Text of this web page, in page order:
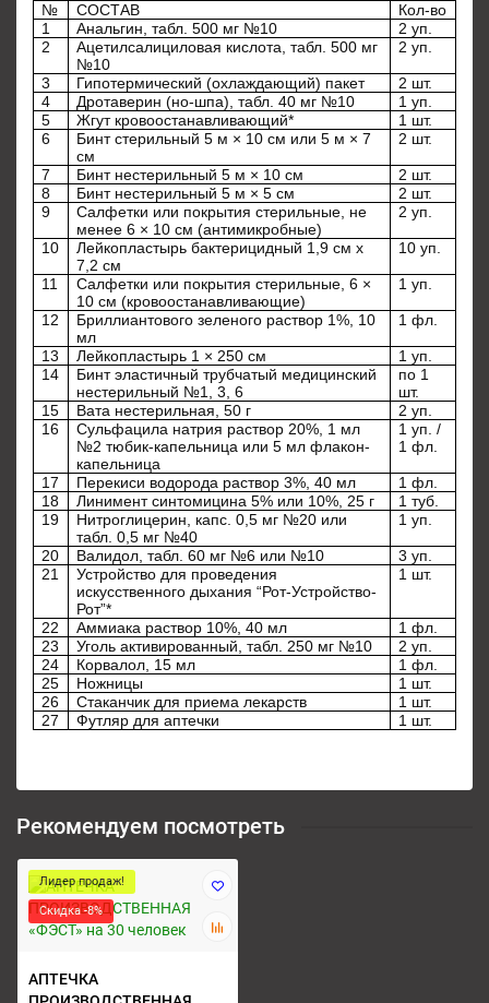
№ СОСТАВ
Кол-во
1
Анальгин, табл. 500 мг №10
2 уп.
2
Ацетилсалициловая кислота, табл. 500 мг
№10
2 уп.
3 Гипотермический (охлаждающий) пакет
2 шт.
4
Дротаверин (но-шпа), табл. 40 мг №10
1 уп.
5
Жгут кровоостанавливающий*
1 шт.
6
Бинт стерильный 5 м × 10 см или 5 м × 7
см
2 шт.
7 Бинт нестерильный 5 м × 10 см
2 шт.
8
Бинт нестерильный 5 м × 5 см
2 шт.
9
Салфетки или покрытия стерильные, не
менее 6 × 10 см (антимикробные)
2 уп.
10
Лейкопластырь бактерицидный 1,9 см x
7,2 см
10 уп.
11
Салфетки или покрытия стерильные, 6 ×
10 см (кровоостанавливающие)
1 уп.
12
Бриллиантового зеленого раствор 1%, 10
мл
1 фл.
13 Лейкопластырь 1 × 250 см
1 уп.
14
Бинт эластичный трубчатый медицинский
нестерильный №1, 3, 6
по 1
шт.
15
Вата нестерильная, 50 г
2 уп.
16
Сульфацила натрия раствор 20%, 1 мл
№2 тюбик-капельница или 5 мл флакон-
капельница
1 уп. /
1 фл.
17 Перекиси водорода раствор 3%, 40 мл
1 фл.
18
Линимент синтомицина 5% или 10%, 25 г
1 туб.
19
Нитроглицерин, капс. 0,5 мг №20 или
табл. 0,5 мг №40
1 уп.
20 Валидол, табл. 60 мг №6 или №10
3 уп.
21
Устройство для проведения
искусственного дыхания “Рот-Устройство-
Рот”*
1 шт.
22 Аммиака раствор 10%, 40 мл
1 фл.
23
Уголь активированный, табл. 250 мг №10
2 уп.
24
Корвалол, 15 мл
1 фл.
25
Ножницы
1 шт.
26
Стаканчик для приема лекарств
1 шт.
27
Футляр для аптечки 1 шт.
Рекомендуем посмотреть
Лидер продаж!
Скидка -8%
АПТЕЧКА